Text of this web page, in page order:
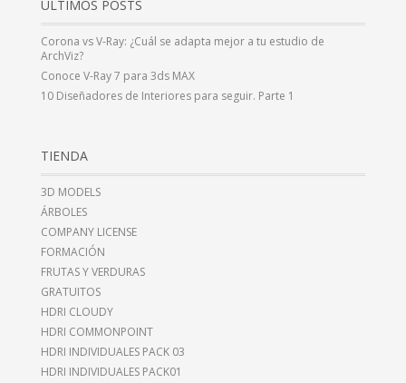
ÚLTIMOS POSTS
Corona vs V-Ray: ¿Cuál se adapta mejor a tu estudio de
ArchViz?
Conoce V-Ray 7 para 3ds MAX
10 Diseñadores de Interiores para seguir. Parte 1
TIENDA
3D MODELS
ÁRBOLES
COMPANY LICENSE
FORMACIÓN
FRUTAS Y VERDURAS
GRATUITOS
HDRI CLOUDY
HDRI COMMONPOINT
HDRI INDIVIDUALES PACK 03
HDRI INDIVIDUALES PACK01